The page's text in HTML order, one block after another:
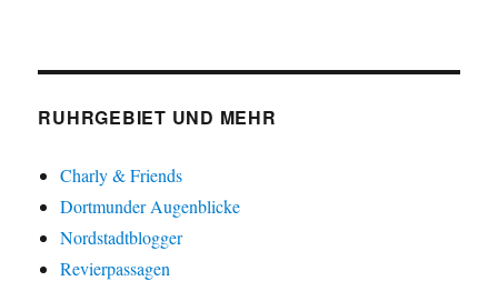
RUHRGEBIET UND MEHR
Charly & Friends
Dortmunder Augenblicke
Nordstadtblogger
Revierpassagen